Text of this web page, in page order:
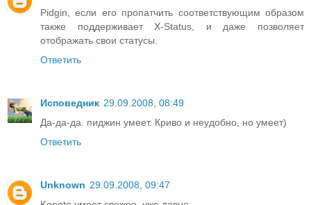
Pidgin, если его пропатчить соответствующим образом
также поддерживает X-Status, и даже позволяет
отображать свои статусы.
Ответить
Исповедник 29.09.2008, 08:49
Да-да-да. пиджин умеет. Криво и неудобно, но умеет)
Ответить
Unknown 29.09.2008, 09:47